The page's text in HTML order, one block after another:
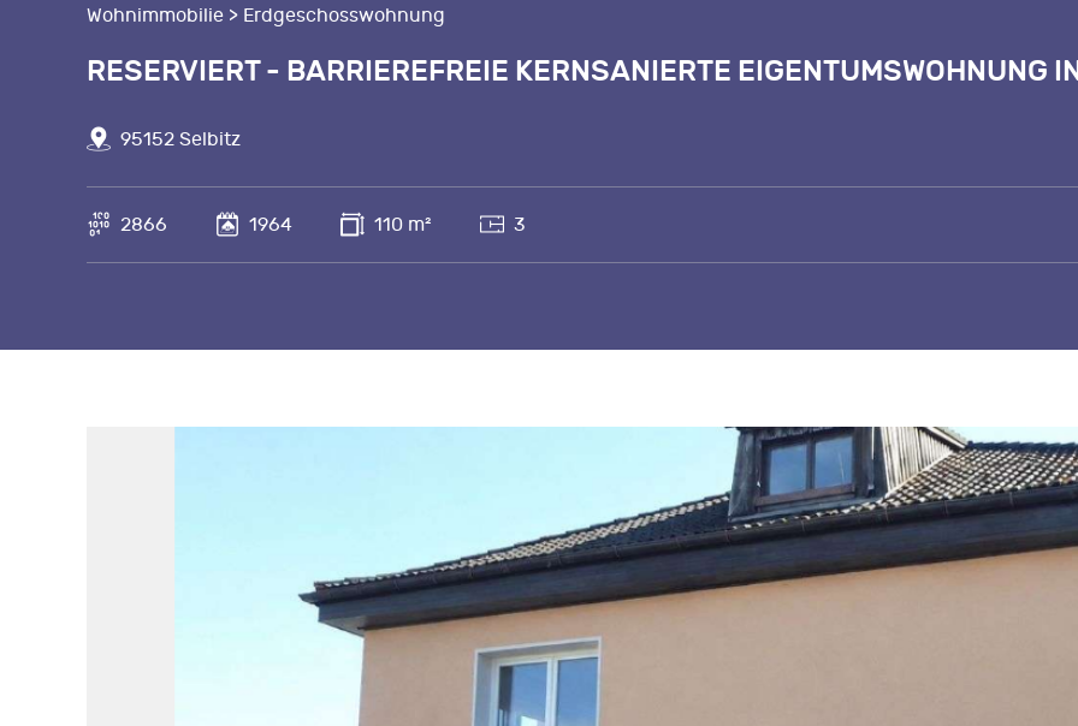
Wohnimmobilie > Erdgeschosswohnung
RESERVIERT - BARRIEREFREIE KERNSANIERTE EIGENTUMSWOHNUNG
95152 Selbitz
2866 1964 110 m² 3